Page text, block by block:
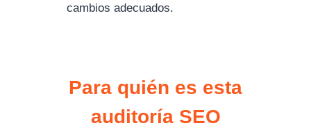
cambios adecuados.
Para quién es esta
auditoría SEO